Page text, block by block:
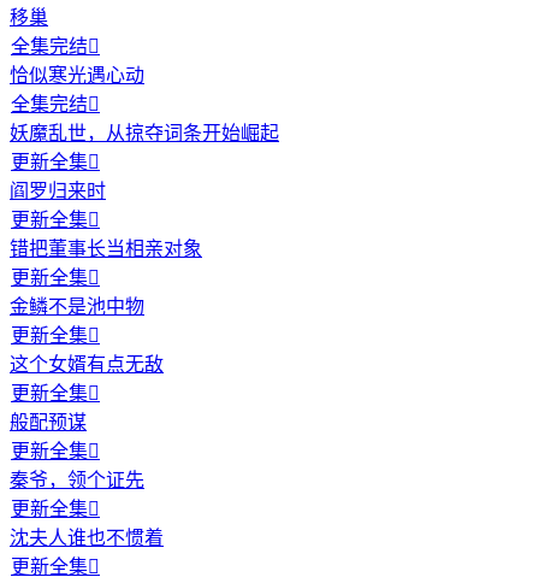
移巢
全集完结
恰似寒光遇心动
全集完结
妖魔乱世，从掠夺词条开始崛起
更新全集
阎罗归来时
更新全集
错把董事长当相亲对象
更新全集
金鳞不是池中物
更新全集
这个女婿有点无敌
更新全集
般配预谋
更新全集
秦爷，领个证先
更新全集
沈夫人谁也不惯着
更新全集